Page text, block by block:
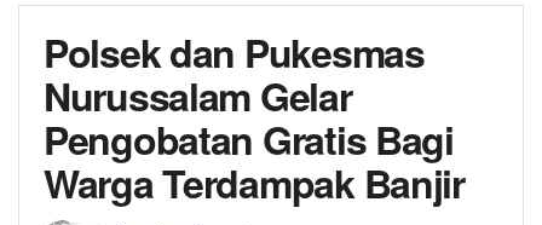
Polsek dan Pukesmas
Nurussalam Gelar
Pengobatan Gratis Bagi
Warga Terdampak Banjir